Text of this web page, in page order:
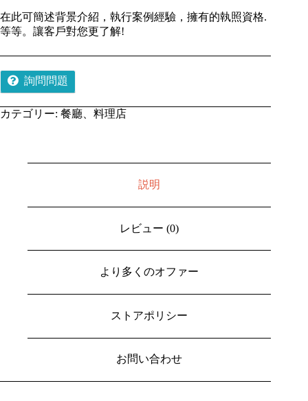
在此可簡述背景介紹，執行案例經驗，擁有的執照資格.
等等。讓客戶對您更了解!
詢問問題
カテゴリー: 餐廳、料理店
説明
レビュー (0)
より多くのオファー
ストアポリシー
お問い合わせ